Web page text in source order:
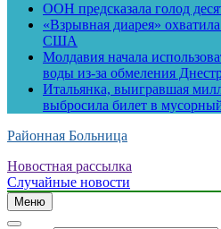
ООН предсказала голод
«Взрывная диарея»
США
Молдавия начала
воды из-за обмеления
Итальянка, выигравшая
выбросила билет в
Районная Больница
Новостная рассылка
Случайные новости
Меню